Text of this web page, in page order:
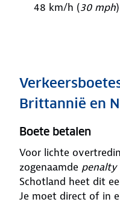
48 km/h (30 mph
Brittannië en
Boete betalen
Voor lichte
zogenaamde penalty
Schotland heet dit
Je moet direct of in